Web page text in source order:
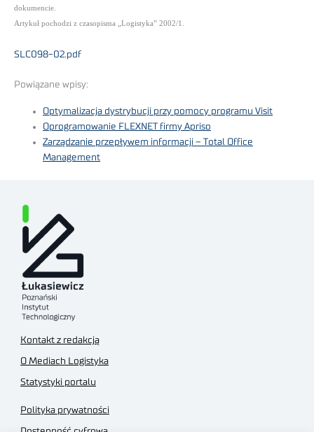
dokumencie.
Artykuł pochodzi z czasopisma „Logistyka” 2002/1.
SLC098-02.pdf
Powiązane wpisy:
Optymalizacja dystrybucji przy pomocy programu Visit
Oprogramowanie FLEXNET firmy Apriso
Zarządzanie przepływem informacji – Total Office
Management
Kontakt z redakcją
O Mediach Logistyka
Statystyki portalu
Polityka prywatności